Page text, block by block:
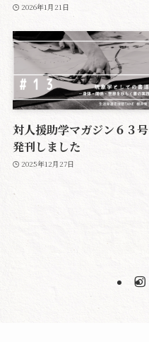
2026年1月21日
対人援助学マガジン６３号
発刊しました
2025年12月27日